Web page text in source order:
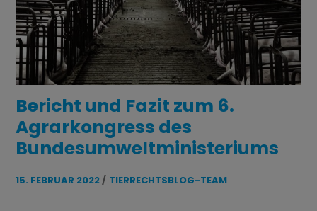
Bericht und Fazit zum 6.
Agrarkongress des
Bundesumweltministeriums
15. FEBRUAR 2022 TIERRECHTSBLOG-TEAM